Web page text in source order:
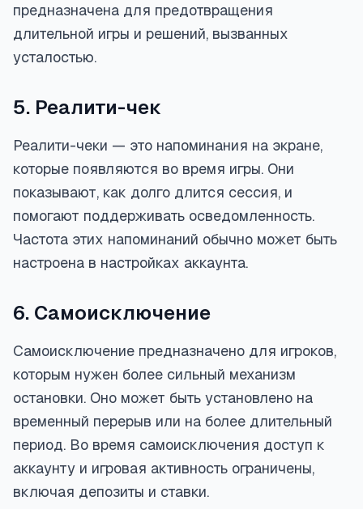
предназначена для предотвращения
длительной игры и решений, вызванных
усталостью.
5. Реалити-чек
Реалити-чеки — это напоминания на экране,
которые появляются во время игры. Они
показывают, как долго длится сессия, и
помогают поддерживать осведомленность.
Частота этих напоминаний обычно может быть
настроена в настройках аккаунта.
6. Самоисключение
Самоисключение предназначено для игроков,
которым нужен более сильный механизм
остановки. Оно может быть установлено на
временный перерыв или на более длительный
период. Во время самоисключения доступ к
аккаунту и игровая активность ограничены,
включая депозиты и ставки.